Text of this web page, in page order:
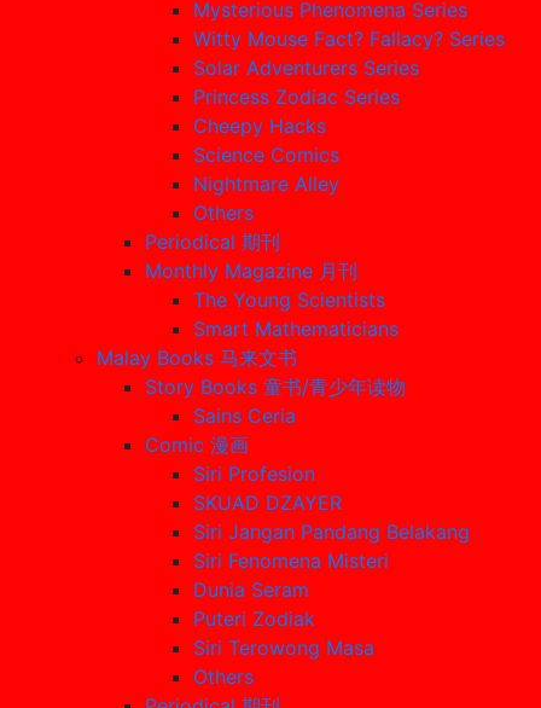
Mysterious Phenomena Series
Witty Mouse Fact? Fallacy? Series
Solar Adventurers Series
Princess Zodiac Series
Cheepy Hacks
Science Comics
Nightmare Alley
Others
Periodical 期刊
Monthly Magazine 月刊
The Young Scientists
Smart Mathematicians
Malay Books 马来文书
Story Books 童书/青少年读物
Sains Ceria
Comic 漫画
Siri Profesion
SKUAD DZAYER
Siri Jangan Pandang Belakang
Siri Fenomena Misteri
Dunia Seram
Puteri Zodiak
Siri Terowong Masa
Others